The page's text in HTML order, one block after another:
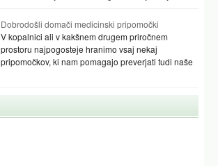
Dobrodošli domači medicinski pripomočki
V kopalnici ali v kakšnem drugem priročnem
prostoru najpogosteje hranimo vsaj nekaj
pripomočkov, ki nam pomagajo preverjati tudi naše